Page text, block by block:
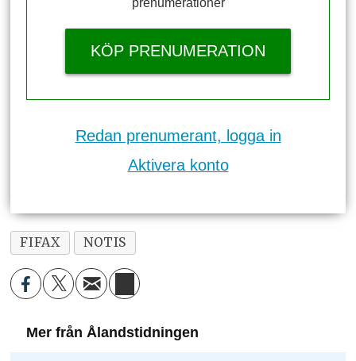
KÖP PRENUMERATION
Redan prenumerant, logga in
Aktivera konto
FIFAX NOTIS